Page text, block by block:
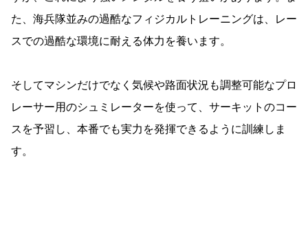
た、海兵隊並みの過酷なフィジカルトレーニングは、レー
スでの過酷な環境に耐える体力を養います。
そしてマシンだけでなく気候や路面状況も調整可能なプロ
レーサー用のシュミレーターを使って、サーキットのコー
スを予習し、本番でも実力を発揮できるように訓練しま
す。